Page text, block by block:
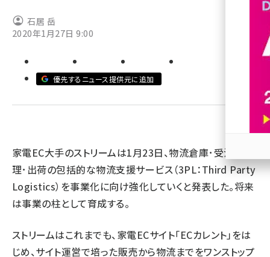
base (1079)
revico (744)
石居 岳
2020年1月27日 9:00
優先するニュース提供元に追加
家電EC大手のストリームは1月23日、物流倉庫･受注管
理･出荷の包括的な物流支援サービス（3PL：Third Party
Logistics）を事業化に向け強化していくと発表した。将来
は事業の柱として育成する。
ストリームはこれまでも、家電ECサイト「ECカレント」をは
じめ、サイト運営で培った販売から物流までをワンストップ
参